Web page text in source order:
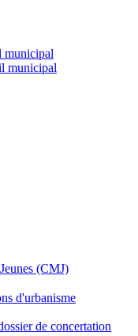
municipal
municipal
(CMJ)
d'urbanisme
de concertation